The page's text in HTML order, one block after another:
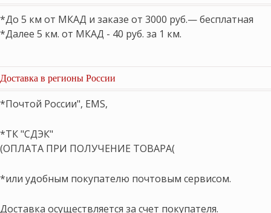
*До 5 км от МКАД и заказе от 3000 руб.— бесплатная
*Далее 5 км. от МКАД - 40 руб. за 1 км.
Доставка в регионы России
*Почтой России", EMS,
*ТК "СДЭК"
(ОПЛАТА ПРИ ПОЛУЧЕНИЕ ТОВАРА(
*или удобным покупателю почтовым сервисом.
Доставка осуществляется за счет покупателя.